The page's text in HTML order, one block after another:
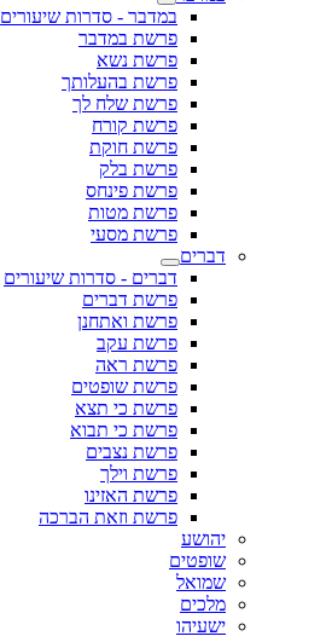
במדבר - סדרות שיעורים
פרשת במדבר
פרשת נשא
פרשת בהעלותך
פרשת שלח לך
פרשת קורח
פרשת חוקת
פרשת בלק
פרשת פינחס
פרשת מטות
פרשת מסעי
דברים
דברים - סדרות שיעורים
פרשת דברים
פרשת ואתחנן
פרשת עקב
פרשת ראה
פרשת שופטים
פרשת כי תצא
פרשת כי תבוא
פרשת נצבים
פרשת וילך
פרשת האזינו
פרשת וזאת הברכה
יהושע
שופטים
שמואל
מלכים
ישעיהו